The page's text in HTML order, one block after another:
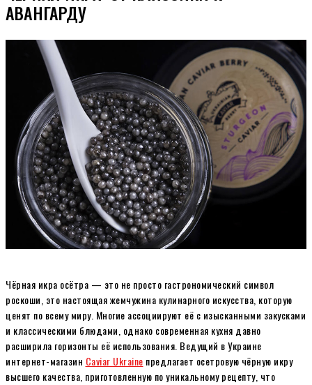
АВАНГАРДУ
Чёрная икра осётра — это не просто гастрономический символ
роскоши, это настоящая жемчужина кулинарного искусства, которую
ценят по всему миру. Многие ассоциируют её с изысканными закусками
и классическими блюдами, однако современная кухня давно
расширила горизонты её использования. Ведущий в Украине
интернет-магазин Caviar Ukraine предлагает осетровую чёрную икру
высшего качества, приготовленную по уникальному рецепту, что